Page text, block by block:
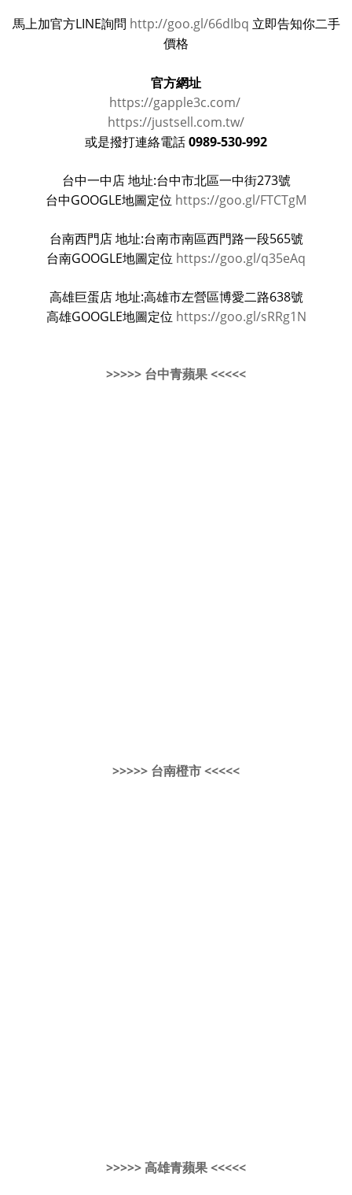
馬上加官方LINE詢問 http://goo.gl/66dIbq 立即告知你二手
價格
官方網址
https://gapple3c.com/
https://justsell.com.tw/
或是撥打連絡電話 0989-530-992
台中一中店 地址:台中市北區一中街273號
台中GOOGLE地圖定位 https://goo.gl/FTCTgM
台南西門店 地址:台南市南區西門路一段565號
台南GOOGLE地圖定位 https://goo.gl/q35eAq
高雄巨蛋店 地址:高雄市左營區博愛二路638號
高雄GOOGLE地圖定位 https://goo.gl/sRRg1N
>>>>> 台中青蘋果 <<<<<
>>>>> 台南橙市 <<<<<
>>>>> 高雄青蘋果 <<<<<